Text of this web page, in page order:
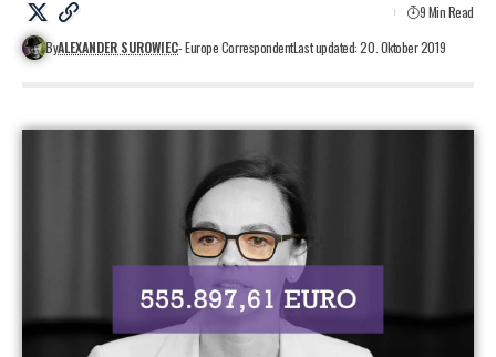
ByALEXANDER SUROWIEC- Europe CorrespondentLast updated: 20. Oktober 2019
9 Min Read